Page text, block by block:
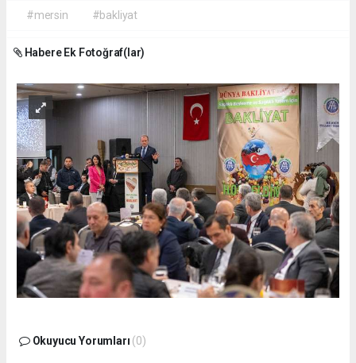
#mersin #bakliyat
Habere Ek Fotoğraf(lar)
Okuyucu Yorumları (0)